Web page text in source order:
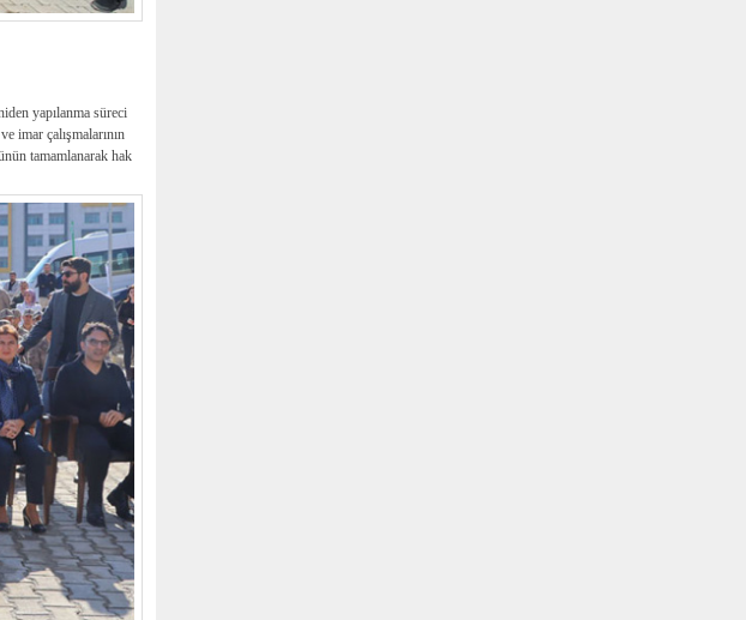
yapılanma süreci
imar çalışmalarının
tamamlanarak hak